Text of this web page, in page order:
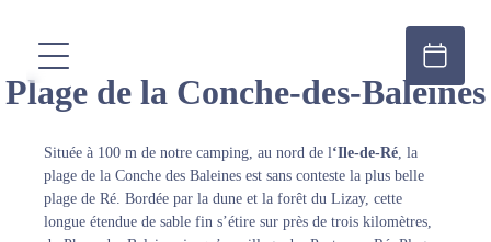
Plage de la Conche-des-Baleines
Située à 100 m de notre camping, au nord de l‘Ile-de-Ré , la
plage de la Conche des Baleines est sans conteste la plus belle
plage de Ré. Bordée par la dune et la forêt du Lizay, cette
longue étendue de sable fin s’étire sur près de trois kilomètres,